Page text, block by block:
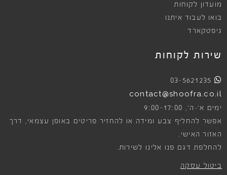
מועדון לקוחות
בואו לעבוד איתנו
גיפטקארד
שירות לקוחות
03-5621235
contact@shoofra.co.il
ימים א׳-ה׳, 9:00-17:00
אפשר להחליף צבע ומידה או להחזיר פריטים באופן עצמאי, דרך
האזור האישי.
להחלפת דגם פנו אלינו לשירות.
ביטול עסקה